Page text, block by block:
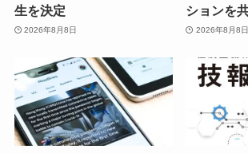
生を決定
2026年8月8日
ションを
2026年8月8日